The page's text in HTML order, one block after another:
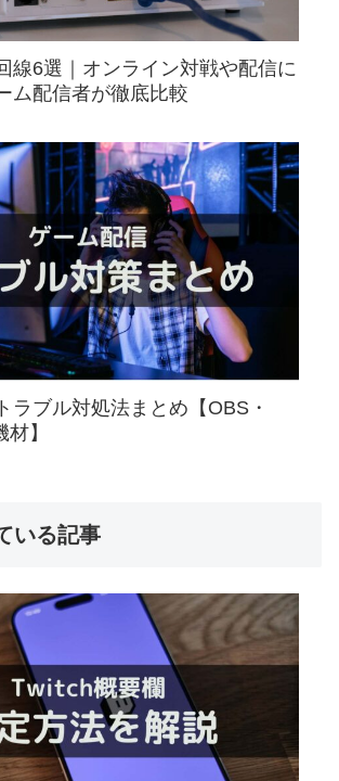
線6選｜オンライン対戦や配信に
ム配信者が徹底比較
ラブル対処法まとめ【OBS・
】
いる記事